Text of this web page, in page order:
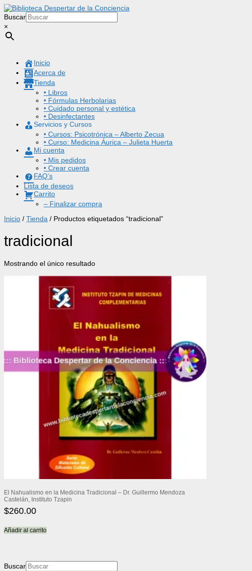
Buscar
×
Inicio
Acerca de
Tienda
• Libros
• Fórmulas Herbolarias
• Cuidado personal y estética
• Desinfectantes
Servicios y Cursos
• Cursos: Psicotrónica – Alberto Zecua
• Curso: Medicina Áurica – Julieta Huerta
Mi cuenta
• Mis pedidos
• Crear cuenta
FAQ’s
Lista de deseos
Carrito
– Finalizar compra
Inicio / Tienda / Productos etiquetados “tradicional”
tradicional
Mostrando el único resultado
El Nahualismo en la Medicina Tradicional – Dr. Guillermo Mendoza
Castelán, Instituto Tzapin
$260.00
Añadir al carrito
Buscar